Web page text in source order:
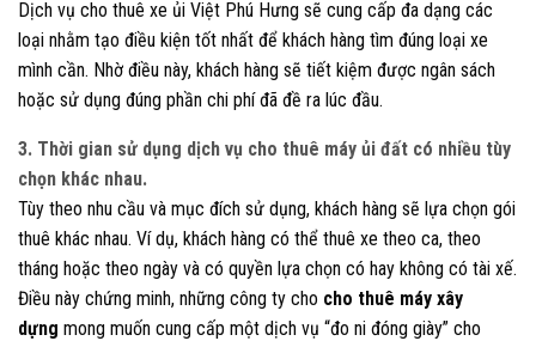
Dịch vụ cho thuê xe ủi Việt Phú Hưng sẽ cung cấp đa dạng các
loại nhằm tạo điều kiện tốt nhất để khách hàng tìm đúng loại xe
mình cần. Nhờ điều này, khách hàng sẽ tiết kiệm được ngân sách
hoặc sử dụng đúng phần chi phí đã đề ra lúc đầu.
3. Thời gian sử dụng dịch vụ cho thuê máy ủi đất có nhiều tùy
chọn khác nhau.
Tùy theo nhu cầu và mục đích sử dụng, khách hàng sẽ lựa chọn gói
thuê khác nhau. Ví dụ, khách hàng có thể thuê xe theo ca, theo
tháng hoặc theo ngày và có quyền lựa chọn có hay không có tài xế.
Điều này chứng minh, những công ty cho cho thuê máy xây
dựng mong muốn cung cấp một dịch vụ “đo ni đóng giày” cho